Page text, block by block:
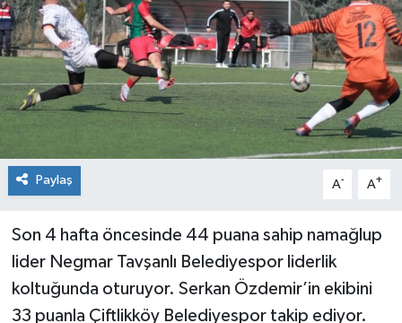
Paylaş A- A+
Son 4 hafta öncesinde 44 puana sahip namağlup
lider Negmar Tavşanlı Belediyespor liderlik
koltuğunda oturuyor. Serkan Özdemir’in ekibini
33 puanla Çiftlikköy Belediyespor takip ediyor.